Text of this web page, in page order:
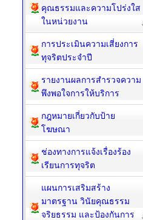
คุณธรรมและความโปร่งใส
ในหน่วยงาน
การประเมินความเสี่ยงการ
ทุจริตประจำปี
รายงานผลการสำรวจความ
พึงพอใจการให้บริการ
กฎหมายเกี่ยวกับป้าย
โฆษณา
ช่องทางการแจ้งเรื่องร้อง
เรียนการทุจริต
แผนการเสริมสร้าง
มาตรฐาน วินัยคุณธรรม
จริยธรรม และป้องกันการ